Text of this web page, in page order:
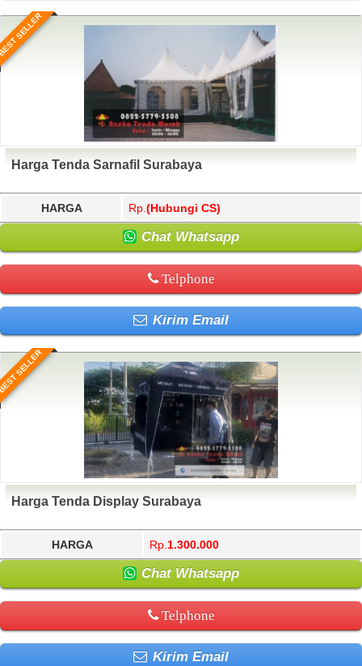
SELLER
Harga Tenda Sarnafil Surabaya
HARGA Rp. (Hubungi CS)
Chat Whatsapp
Telphone
Kirim Email
SELLER
Harga Tenda Display Surabaya
HARGA Rp. 1.300.000
Chat Whatsapp
Telphone
Kirim Email